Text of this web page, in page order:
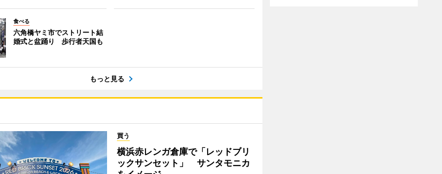
食べる
六角橋ヤミ市でストリート結
婚式と盆踊り 歩行者天国も
もっと見る
買う
横浜赤レンガ倉庫で「レッドブリ
ックサンセット」 サンタモニカ